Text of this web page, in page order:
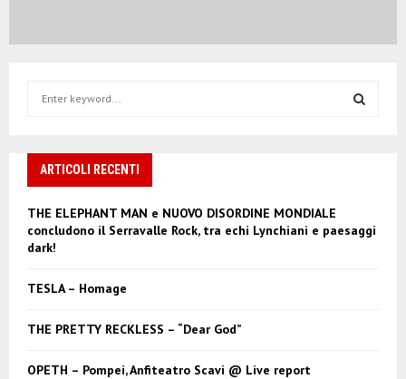
h
o
r
ARTICOLI RECENTI
THE ELEPHANT MAN e NUOVO DISORDINE MONDIALE
concludono il Serravalle Rock, tra echi Lynchiani e paesaggi
dark!
TESLA – Homage
THE PRETTY RECKLESS – “Dear God”
OPETH – Pompei, Anfiteatro Scavi @ Live report